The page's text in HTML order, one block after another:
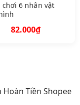
chơi 6 nhân vật
82.000₫
Tiền Shopee